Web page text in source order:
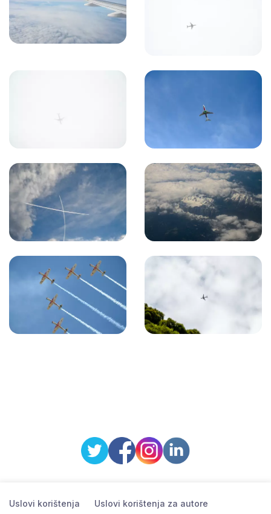
Uslovi korištenja Uslovi korištenja za autore